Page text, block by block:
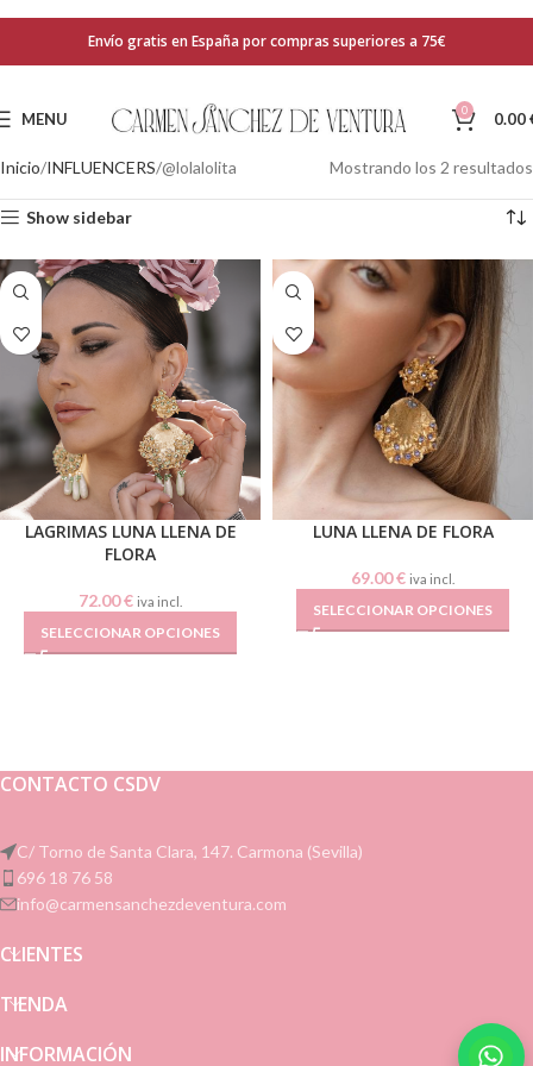
Envío gratis en España por compras superiores a 75€
MENU 0 0.00
Inicio INFLUENCERS @lolalolita Mostrando los 2 resultados
Show sidebar
LAGRIMAS LUNA LLENA DE
FLORA
72.00€ iva incl.
SELECCIONAR OPCIONES
LUNA LLENA DE FLORA
69.00€ iva incl.
SELECCIONAR OPCIONES
CONTACTO CSDV
C/ Torno de Santa Clara, 147. Carmona (Sevilla)
696 18 76 58
info@carmensanchezdeventura.com
CLIENTES
TIENDA
INFORMACIÓN